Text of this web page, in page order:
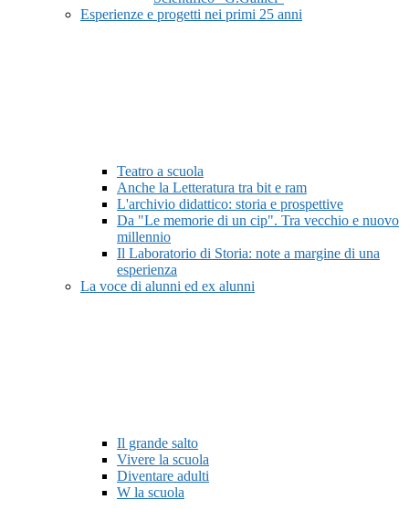
Esperienze e progetti nei primi 25 anni
Teatro a scuola
Anche la Letteratura tra bit e ram
L'archivio didattico: storia e prospettive
Da "Le memorie di un cip". Tra vecchio e nuovo
millennio
Il Laboratorio di Storia: note a margine di una
esperienza
La voce di alunni ed ex alunni
Il grande salto
Vivere la scuola
Diventare adulti
W la scuola